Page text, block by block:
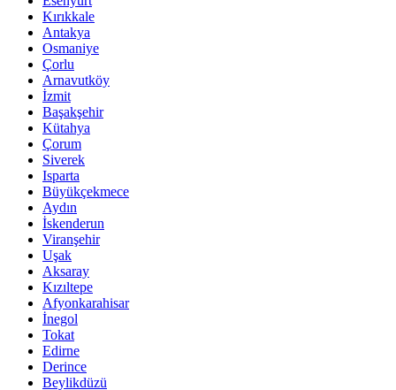
Kırıkkale
Antakya
Osmaniye
Çorlu
Arnavutköy
İzmit
Başakşehir
Kütahya
Çorum
Siverek
Isparta
Büyükçekmece
Aydın
İskenderun
Viranşehir
Uşak
Aksaray
Kızıltepe
Afyonkarahisar
İnegol
Tokat
Edirne
Derince
Beylikdüzü